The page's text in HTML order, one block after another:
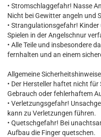
• Stromschlaggefahr! Nasse
Nicht bei Gewitter angeln und
• Strangulationsgefahr!
Spielen in der Angelschnur
• Alle Teile und insbesondere
fernhalten und an einem
Allgemeine
• Der Hersteller haftet nicht
Gebrauch oder fehlerhaftem
• Verletzungsgefahr!
kann zu Verletzungen führen.
• Quetschgefahr! Bei
Aufbau die Finger quetschen.